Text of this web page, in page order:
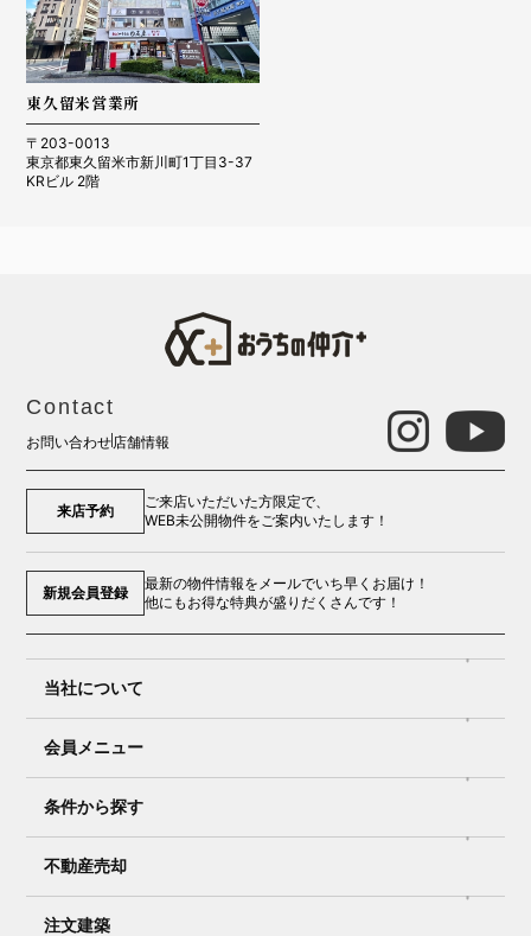
東久留米営業所
〒203-0013
東京都東久留米市新川町1丁目3-37
KRビル 2階
Contact
お問い合わせ 店舗情報
来店予約
ご来店いただいた方限定で、
WEB未公開物件をご案内いたします！
新規会員登録
最新の物件情報をメールでいち早くお届け！
他にもお得な特典が盛りだくさんです！
当社について
会員メニュー
条件から探す
不動産売却
注文建築